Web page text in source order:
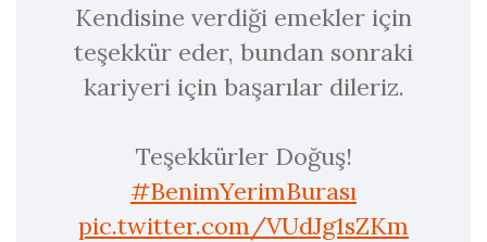
Kendisine verdiği emekler için
teşekkür eder, bundan sonraki
kariyeri için başarılar dileriz.
Teşekkürler Doğuş!
#BenimYerimBurası
pic.twitter.com/VUdJg1sZKm